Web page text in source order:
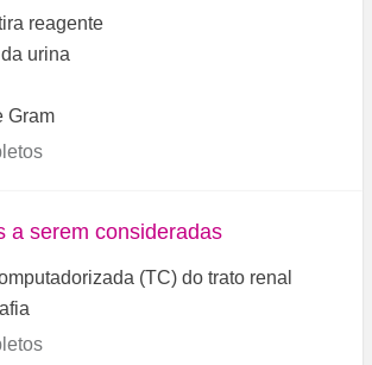
reagente
urina
Gram
a serem consideradas
(TC) do trato renal